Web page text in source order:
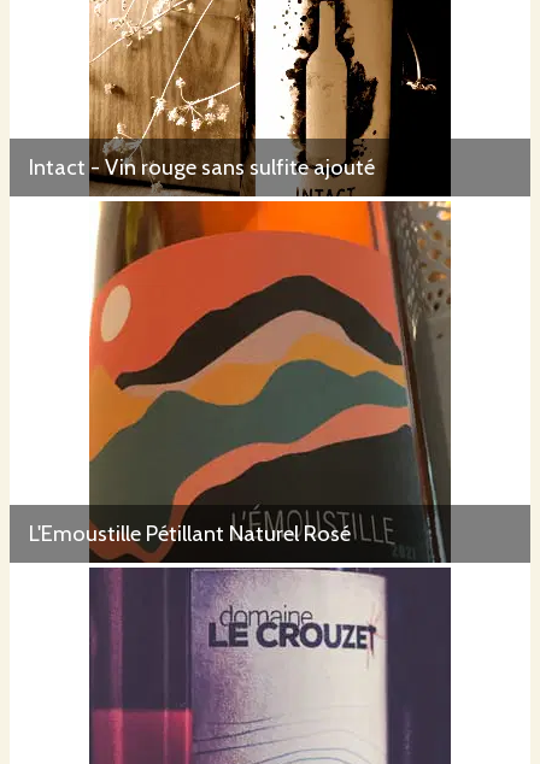
Intact - Vin rouge sans sulfite ajouté
L'Emoustille Pétillant Naturel Rosé